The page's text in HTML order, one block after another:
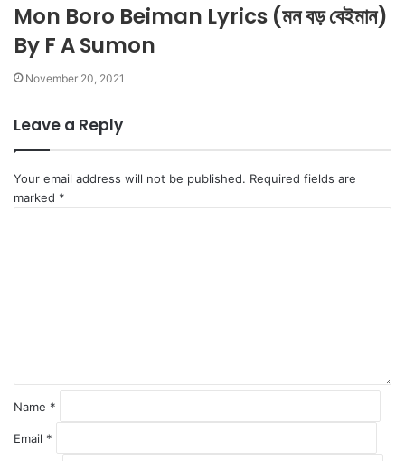
Mon Boro Beiman Lyrics (মন বড় বেইমান)
By F A Sumon
November 20, 2021
Leave a Reply
Your email address will not be published. Required fields are
marked *
Name *
Email *